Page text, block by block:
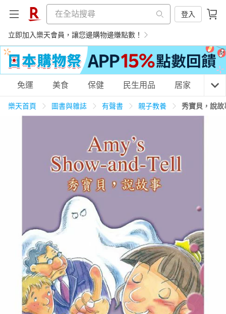
登入
立即加入樂天會員，讓您邊購物邊賺點數！
購物網分類
美食蛋糕 養生保健
3C家電 運動休閒
化妝保養
日本購物 電子/紙本書
HOT
免運 美食 保健 民生用品 居家 3C
樂天首頁 圖書與雜誌 有聲書 親子教養 秀寶貝，說故